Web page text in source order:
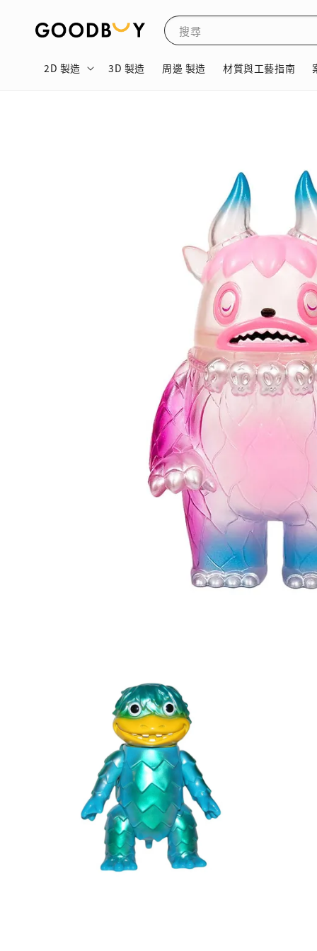
搜尋
2D 製造 3D 製造 周邊 製造 材質與工藝指南